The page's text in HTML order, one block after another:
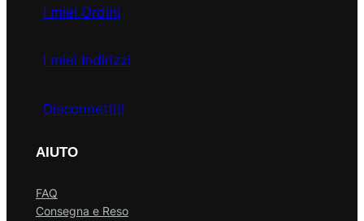
I miei Ordini
I miei Indirizzi
Disconnettiti
AIUTO
FAQ
Consegna e Reso